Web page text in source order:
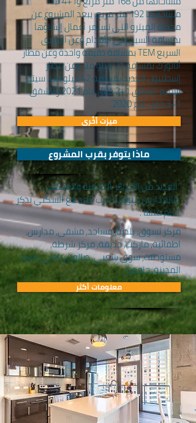
مساحاتها 192 متر مربع. يبعد المشروع عن
محطة الميترو التي تستمر أعمال إنشاؤها
بمسافة السير على الأقدام وعن الطريق
السريع TEM بمسافة دقيقة واحدة وعن مطار
أتاتورك بمسافة 21 كيلو متر وعن مطار
إسطنبول الجديد بمسافة 42 كيلو متر. سيتم
تسليم الشقق 1+2 خلال عام 2021 والشقق
1+3 خلال عام 2020.
ماذا يتوفر بقرب المشروع
مركز تسوق, بلدية, مساجد, مشفى, مدارس,
اطفائية, ماركت, حديقة, مركز شرطة,
مستوصف, سوق شعبي, صالون رياضي, مركز
المدينة, جامعة
معلومات أكثر
ميزت أخُرى
العديد من المراكز الخدمية والمشافي
والمدارس متوفرة قرب المجمع السكني نذكر
لكم منها :